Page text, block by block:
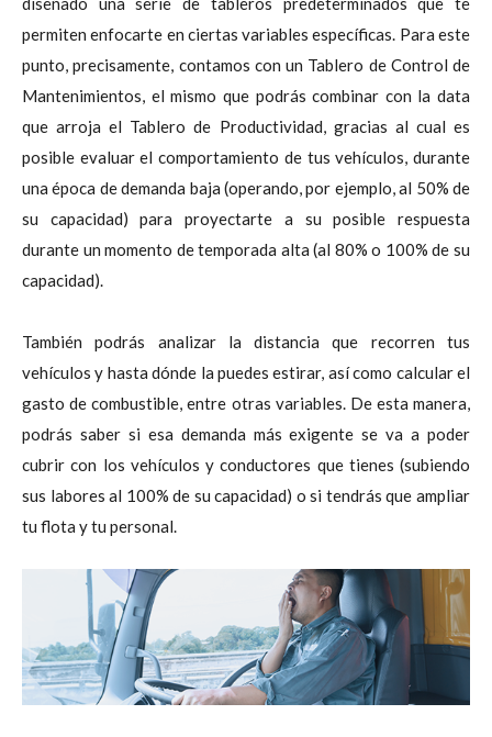
permiten enfocarte en ciertas variables específicas. Para este
punto, precisamente, contamos con un Tablero de Control de
Mantenimientos, el mismo que podrás combinar con la data
que arroja el Tablero de Productividad, gracias al cual es
posible evaluar el comportamiento de tus vehículos, durante
una época de demanda baja (operando, por ejemplo, al 50% de
su capacidad) para proyectarte a su posible respuesta
durante un momento de temporada alta (al 80% o 100% de su
capacidad).
También podrás analizar ladistancia que recorren tus
vehículos y hasta dónde la puedes estirar, así como calcular el
gasto de combustible, entre otras variables. De esta manera,
podrás saber si esa demanda más exigente se va a poder
cubrir con los vehículos y conductores que tienes (subiendo
sus labores al 100% de su capacidad) o si tendrás que ampliar
tu flota y tu personal.